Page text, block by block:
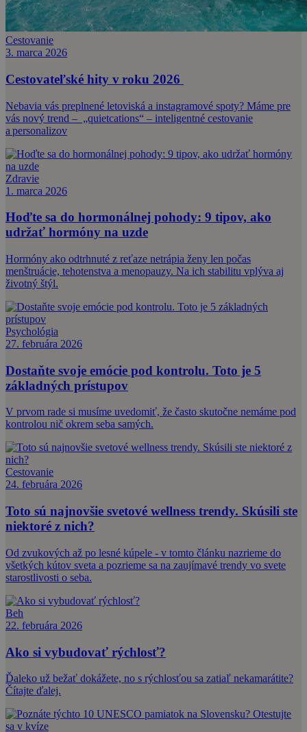
Cestovanie
3. marca 2026
Cestovateľské hity v roku 2026
Nebavia vás preplnené letoviská a instagramové spoty? Máme pre
vás nový trend – „quietcations“ – inteligentné cestovanie
a personalizov
Zdravie
1. marca 2026
Hoďte sa do hormonálnej pohody: 9 tipov, ako
udržať hormóny na uzde
Hormóny ako odtrhnuté z reťaze netrápia ženy len počas
menštruácie, tehotenstva a menopauzy. Na ich stabilitu vplýva aj
životný štýl.
Psychológia
27. februára 2026
Dostaňte svoje emócie pod kontrolu. Toto je 5
základných prístupov
V prvom rade si musíme uvedomiť, že často skutočne nemáme pod
kontrolou nič okrem seba samých.
Cestovanie
24. februára 2026
Toto sú najnovšie svetové wellness trendy. Skúsili ste
niektoré z nich?
Od zvukových až po lesné kúpele - v tomto článku nazrieme do
všetkých kútov sveta a pozrieme sa na zaujímavé trendy vo svete
starostlivosti o seba.
Beh
22. februára 2026
Ako si vybudovať rýchlosť?
Ďaleko už bežať dokážete, no s rýchlosťou sa zatiaľ nekamarátite?
Čítajte ďalej.